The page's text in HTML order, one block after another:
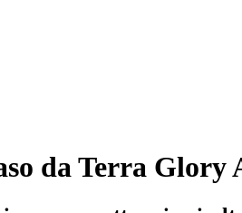
da Terra Glory